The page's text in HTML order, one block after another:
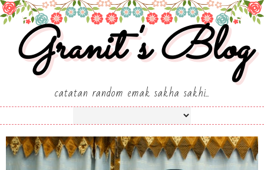
Granit's Blog
catatan random emak sakha sakhi..